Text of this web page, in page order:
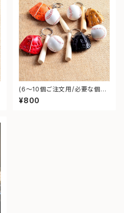
(6～10個ご注文用/必要な個数
を入力ください) ★刻印可★ベ
ースボールキーホルダー(送料
¥800